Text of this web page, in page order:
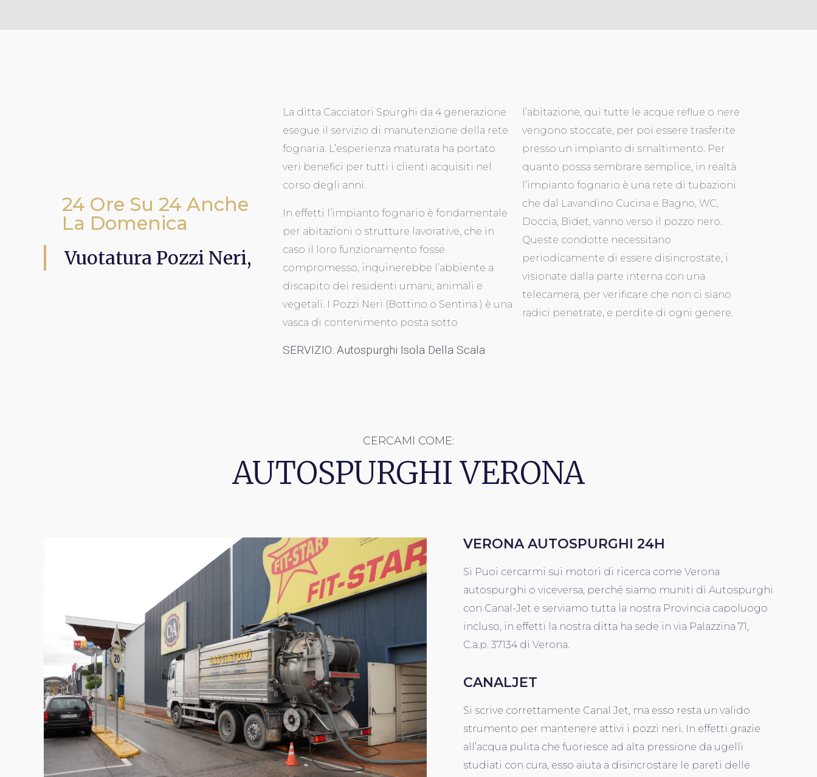
24 Ore Su 24 Anche
La Domenica
Vuotatura Pozzi Neri,
La ditta Cacciatori Spurghi da 4 generazione
esegue il servizio di manutenzione della rete
fognaria. L’esperienza maturata ha portato
veri benefici per tutti i clienti acquisiti nel
corso degli anni.
In effetti l’impianto fognario è fondamentale
per abitazioni o strutture lavorative, che in
caso il loro funzionamento fosse
compromesso, inquinerebbe l’abbiente a
discapito dei residenti umani, animali e
vegetali. I Pozzi Neri (Bottino o Sentina ) è una
vasca di contenimento posta sotto
l’abitazione, qui tutte le acque reflue o nere
vengono stoccate, per poi essere trasferite
presso un impianto di smaltimento. Per
quanto possa sembrare semplice, in realtà
l’impianto fognario è una rete di tubazioni
che dal Lavandino Cucina e Bagno, WC,
Doccia, Bidet, vanno verso il pozzo nero.
Queste condotte necessitano
periodicamente di essere disincrostate, i
visionate dalla parte interna con una
telecamera, per verificare che non ci siano
radici penetrate, e perdite di ogni genere.
SERVIZIO: Autospurghi Isola Della Scala
CERCAMI COME:
AUTOSPURGHI VERONA
VERONA AUTOSPURGHI 24H
Si Puoi cercarmi sui motori di ricerca come Verona
autospurghi o viceversa, perché siamo muniti di Autospurghi
con Canal-Jet e serviamo tutta la nostra Provincia capoluogo
incluso, in effetti la nostra ditta ha sede in via Palazzina 71,
C.a.p. 37134 di Verona.
CANALJET
Si scrive correttamente Canal Jet, ma esso resta un valido
strumento per mantenere attivi i pozzi neri. In effetti grazie
all’acqua pulita che fuoriesce ad alta pressione da ugelli
studiati con cura, esso aiuta a disincrostare le pareti delle